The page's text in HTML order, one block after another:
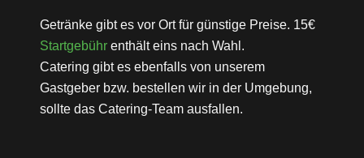
Getränke gibt es vor Ort für günstige Preise. 15€
Startgebühr enthält eins nach Wahl.
Catering gibt es ebenfalls von unserem
Gastgeber bzw. bestellen wir in der Umgebung,
sollte das Catering-Team ausfallen.